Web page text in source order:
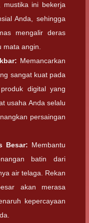
mustika ini bekerja
Anda, sehingga
mengalir deras
mata angin.
Memancarkan
sangat kuat pada
digital yang
usaha Anda selalu
persaingan
Besar: Membantu
batin dari
air telaga. Rekan
akan merasa
kepercayaan